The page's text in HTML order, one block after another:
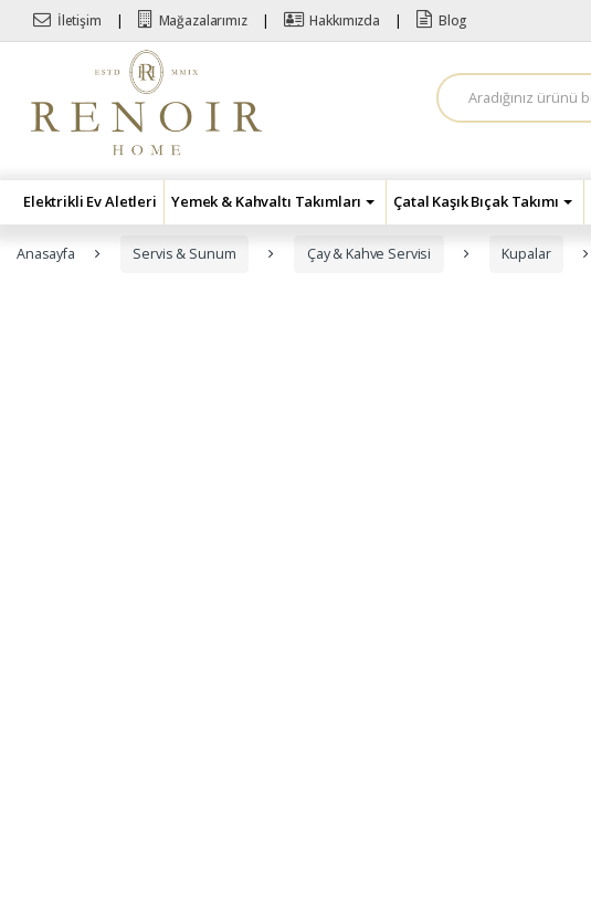
Skip to navigation
Skip to content
İletişim Mağazalarımız Hakkımızda Blog
A
r
a
Elektrikli Ev Aletleri Yemek & Kahvaltı Takımları Çatal Kaşık Bıçak Takımı
Anasayfa Servis & Sunum Çay & Kahve Servisi Kupalar